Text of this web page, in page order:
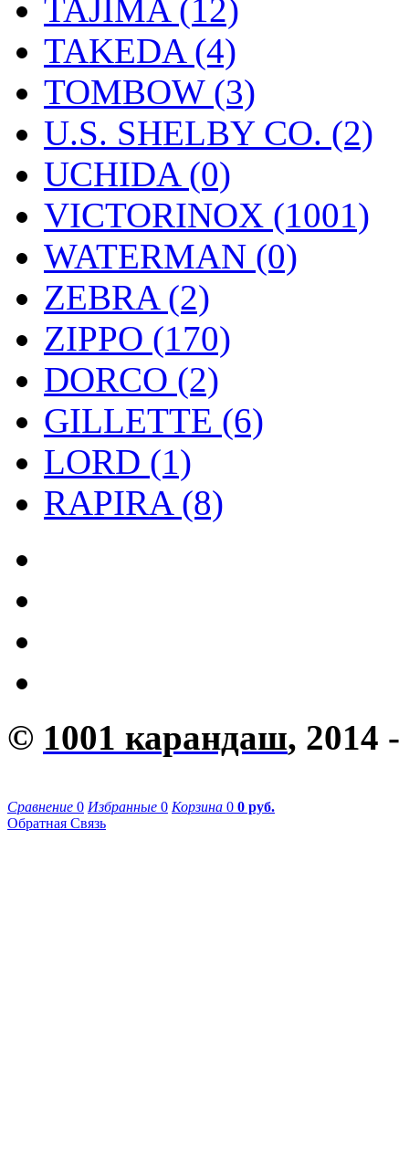
TAJIMA (12)
TAKEDA (4)
TOMBOW (3)
U.S. SHELBY CO. (2)
UCHIDA (0)
VICTORINOX (1001)
WATERMAN (0)
ZEBRA (2)
ZIPPO (170)
DORCO (2)
GILLETTE (6)
LORD (1)
RAPIRA (8)
© 1001 карандаш, 2014 -
Сравнение 0 Избранные 0 Корзина 0 0 руб.
Обратная Связь